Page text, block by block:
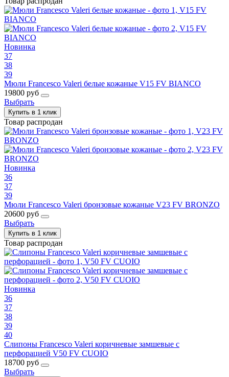
Новинка
37
38
39
Мюли Francesco Valeri белые кожаные V15 FV BIANCO
19800 руб
Выбрать
Купить в 1 клик
Товар распродан
Новинка
36
37
39
Мюли Francesco Valeri бронзовые кожаные V23 FV BRONZO
20600 руб
Выбрать
Купить в 1 клик
Товар распродан
Новинка
36
37
38
39
40
Слипоны Francesco Valeri коричневые замшевые с
перфорацией V50 FV CUOIO
18700 руб
Выбрать